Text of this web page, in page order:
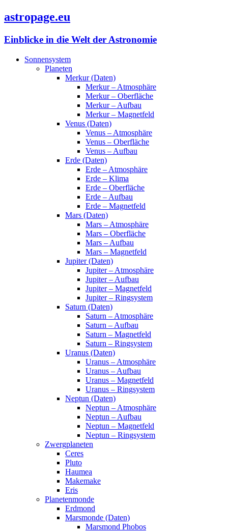
astropage.eu
Einblicke in die Welt der Astronomie
Sonnensystem
Planeten
Merkur (Daten)
Merkur – Atmosphäre
Merkur – Oberfläche
Merkur – Aufbau
Merkur – Magnetfeld
Venus (Daten)
Venus – Atmosphäre
Venus – Oberfläche
Venus – Aufbau
Erde (Daten)
Erde – Atmosphäre
Erde – Klima
Erde – Oberfläche
Erde – Aufbau
Erde – Magnetfeld
Mars (Daten)
Mars – Atmosphäre
Mars – Oberfläche
Mars – Aufbau
Mars – Magnetfeld
Jupiter (Daten)
Jupiter – Atmosphäre
Jupiter – Aufbau
Jupiter – Magnetfeld
Jupiter – Ringsystem
Saturn (Daten)
Saturn – Atmosphäre
Saturn – Aufbau
Saturn – Magnetfeld
Saturn – Ringsystem
Uranus (Daten)
Uranus – Atmosphäre
Uranus – Aufbau
Uranus – Magnetfeld
Uranus – Ringsystem
Neptun (Daten)
Neptun – Atmosphäre
Neptun – Aufbau
Neptun – Magnetfeld
Neptun – Ringsystem
Zwergplaneten
Ceres
Pluto
Haumea
Makemake
Eris
Planetenmonde
Erdmond
Marsmonde (Daten)
Marsmond Phobos